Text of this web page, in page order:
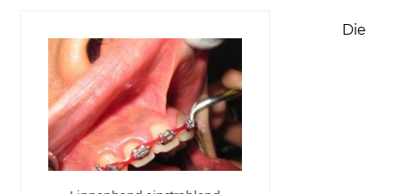
Zu kurzes Lippenbändchen
Lippenbändchen durchtrennen - Bei
Erwachsenen Durchtrennen des Lippenbandes
als Schutz vor Zahnfleischrückgang
Gibt es einen Zusammenhang zwischen
Lippenbändchen und Zahnlücke?
Gerissenes Lippenbändchen - Was tun beim
Die